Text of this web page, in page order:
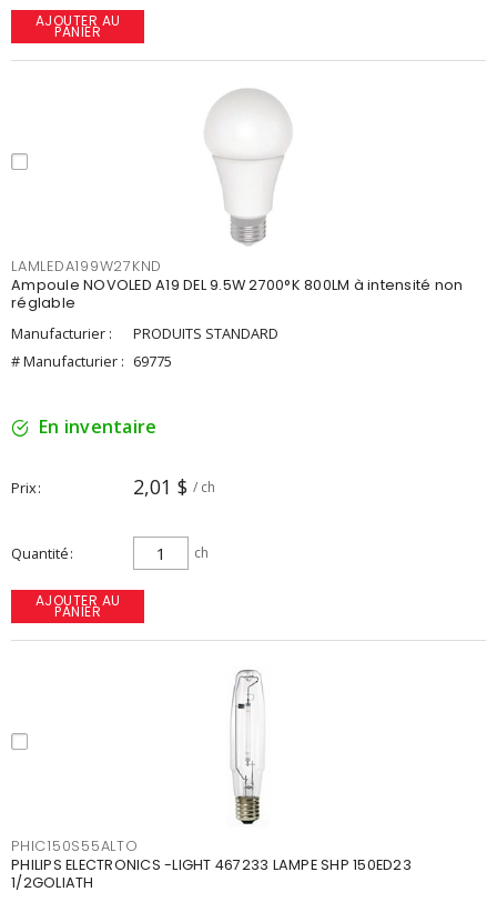
AJOUTER AU
PANIER
LAMLEDA199W27KND
Ampoule NOVOLED A19 DEL 9.5W 2700°K 800LM à intensité non
réglable
Manufacturier :
PRODUITS STANDARD
# Manufacturier : 69775
En inventaire
Prix 2,01 $ / ch
Quantité ch
AJOUTER AU
PANIER
PHIC150S55ALTO
PHILIPS ELECTRONICS -LIGHT 467233 LAMPE SHP 150ED23
1/2GOLIATH